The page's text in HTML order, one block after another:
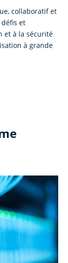
collaboratif et
et
et à la sécurité
à grande